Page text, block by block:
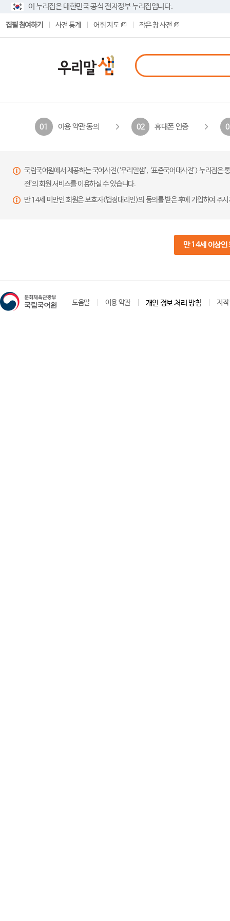
이 누리집은 대한민국 공식 전자정부 누리집입니다.
집필 참여하기 사전 통계 어휘 지도 작은 창 사전
01 이용 약관 동의 02 휴대폰 인증
국립국어원에서 제공하는 국어사전(‘우리말샘’, ‘표준국어대사전’) 누리집
전’의 회원 서비스를 이용하실 수 있습니다.
만 14세 미만인 회원은 보호자(법정대리인)의 동의를 받은 후에 가입하여 주
만 14세 이상인
도움말 이용 약관 개인 정보 처리 방침 저